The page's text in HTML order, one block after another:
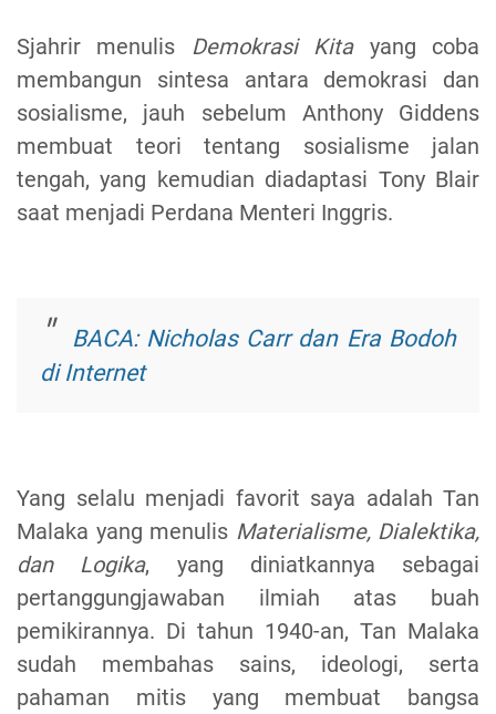
Sjahrir menulis Demokrasi Kitayang coba
membangun sintesa antara demokrasi dan
sosialisme, jauh sebelum Anthony Giddens
membuat teori tentang sosialisme jalan
tengah, yang kemudian diadaptasi Tony Blair
saat menjadi Perdana Menteri Inggris.
BACA: Nicholas Carr dan Era Bodoh
di Internet
Yang selalu menjadi favorit saya adalah Tan
Malaka yang menulis Materialisme, Dialektika,
dan Logika, yang diniatkannya sebagai
pertanggungjawaban ilmiah atas buah
pemikirannya. Di tahun 1940-an, Tan Malaka
sudah membahas sains, ideologi, serta
pahaman mitis yang membuat bangsa